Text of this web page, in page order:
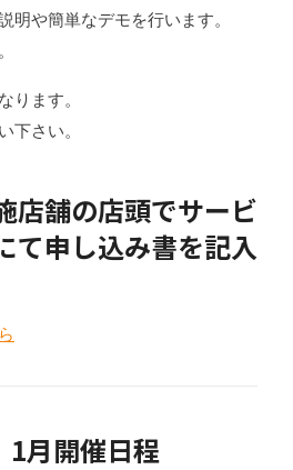
明や簡単なデモを行います。
ります。
下さい。
店舗の店頭でサービ
て申し込み書を記入
月開催日程